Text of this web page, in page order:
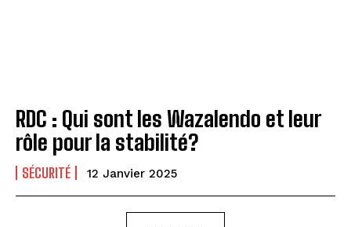
RDC : Qui sont les Wazalendo et leur
rôle pour la stabilité?
SÉCURITÉ 12 Janvier 2025